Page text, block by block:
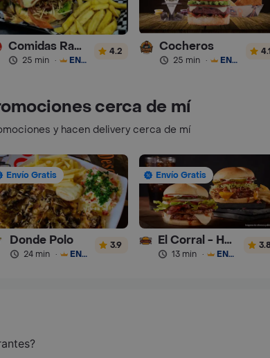
Comidas Rapidas Las 3B
25 min · ENVÍO GRATIS
4.2 Cocheros
25 min · ENVÍO GRATIS
cerca de mí
y hacen delivery cerca de mí
Envío Gratis
Donde Polo
24 min · ENVÍO GRATIS
3.9
Envío Gratis
El Corral - Hamburguesa
13 min · ENVÍO GRATIS